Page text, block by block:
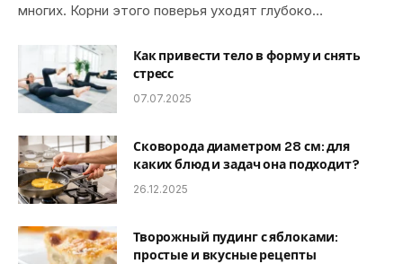
многих. Корни этого поверья уходят глубоко…
Как привести тело в форму и снять
стресс
07.07.2025
Сковорода диаметром 28 см: для
каких блюд и задач она подходит?
26.12.2025
Творожный пудинг с яблоками:
простые и вкусные рецепты